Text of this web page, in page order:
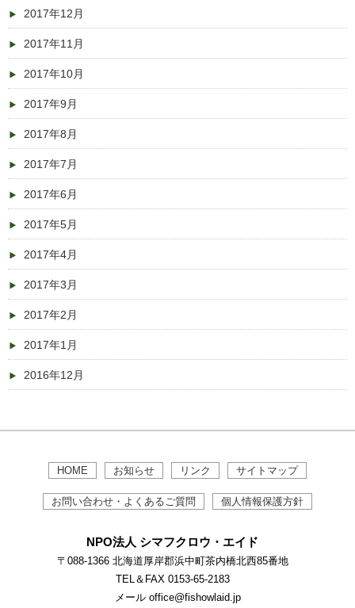
2017年12月
2017年11月
2017年10月
2017年9月
2017年8月
2017年7月
2017年6月
2017年5月
2017年4月
2017年3月
2017年2月
2017年1月
2016年12月
HOME お知らせ リンク サイトマップ
お問い合わせ・よくあるご質問 個人情報保護方針
NPO法人 シマフクロウ・エイド
〒088-1366 北海道厚岸郡浜中町茶内橋北西85番地
TEL＆FAX 0153-65-2183
メール office@fishowlaid.jp